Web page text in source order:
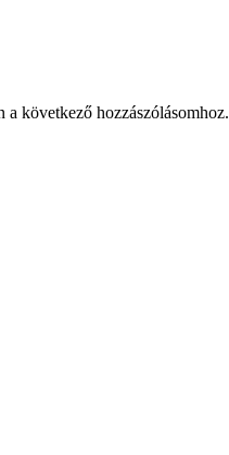
a következő hozzászólásomhoz.